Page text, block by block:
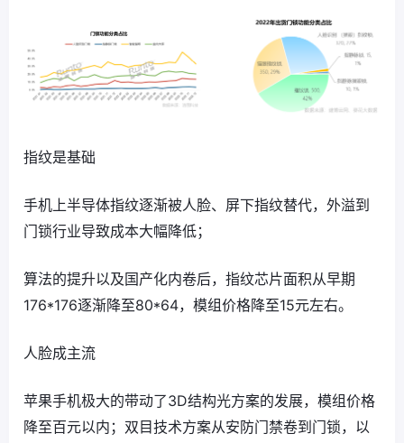
指纹是基础
手机上半导体指纹逐渐被人脸、屏下指纹替代，外溢到
门锁行业导致成本大幅降低；
算法的提升以及国产化内卷后，指纹芯片面积从早期
176*176逐渐降至80*64，模组价格降至15元左右。
人脸成主流
苹果手机极大的带动了3D结构光方案的发展，模组价格
降至百元以内；双目技术方案从安防门禁卷到门锁，以